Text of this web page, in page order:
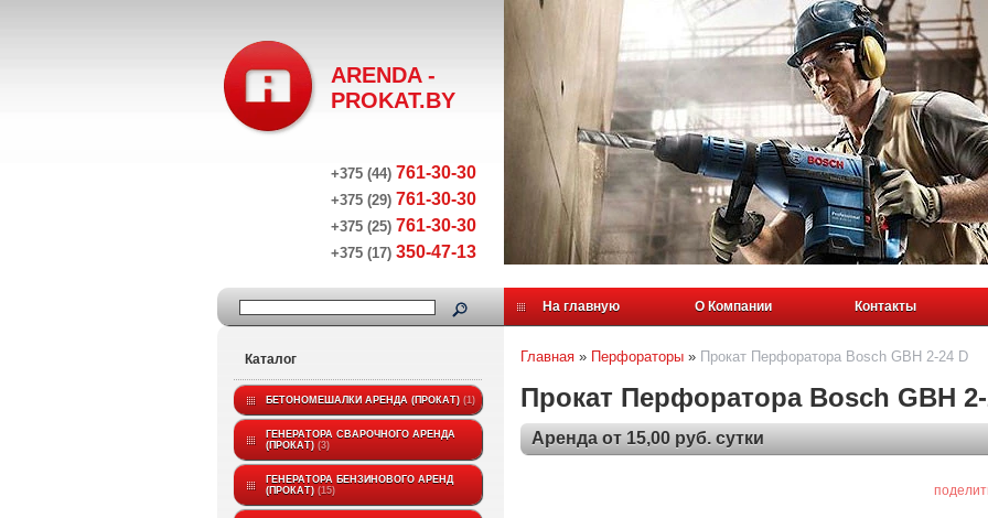
ARENDA -
PROKAT.BY
+375 (44) 761-30-30
+375 (29) 761-30-30
+375 (25) 761-30-30
+375 (17) 350-47-13
На главную О Компании Контакты
Каталог
БЕТОНОМЕШАЛКИ АРЕНДА (ПРОКАТ) 1
ГЕНЕРАТОРА СВАРОЧНОГО АРЕНДА
(ПРОКАТ) 3
ГЕНЕРАТОРА БЕНЗИНОВОГО АРЕНД
(ПРОКАТ) 15
Главная » Перфораторы » Прокат Перфоратора Bosch GBH 2-24 D
Прокат Перфоратора Bosch GBH
Аренда от 15,00 руб. сутки